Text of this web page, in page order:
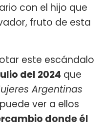
con el hijo que
fruto de esta
este escándalo
del 2024 que
Argentinas
ver a ellos
donde él